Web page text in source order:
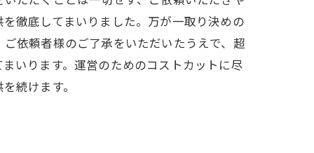
徹底してまいりました。万が一取り決めの
依頼者様のご了承をいただいたうえで、超
いります。運営のためのコストカットに尽
続けます。